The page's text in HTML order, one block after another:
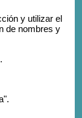
y utilizar el
de nombres y